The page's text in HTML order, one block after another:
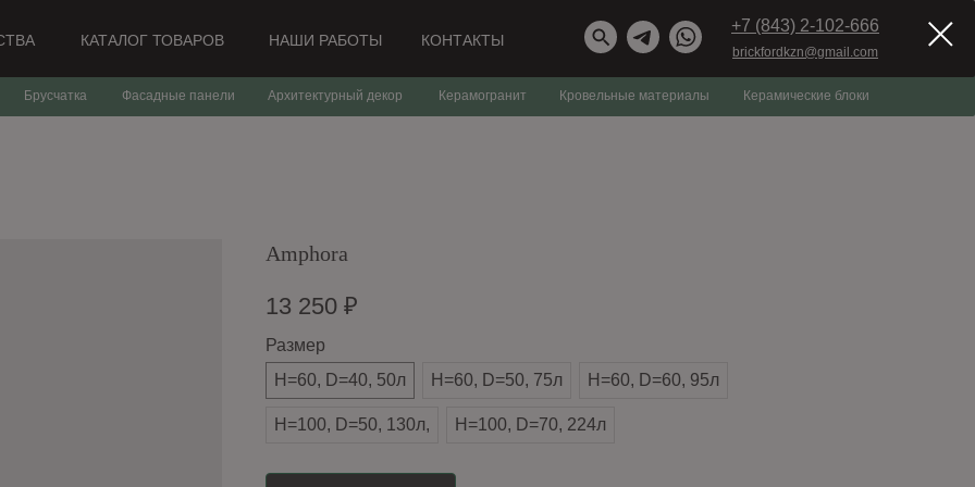
Брусчатка Фасадные панели Архитектурный декор Керамогранит Керамические блоки
Кровельные материалы
КАТАЛОГ ТОВАРОВ НАШИ РАБОТЫ КОНТАКТЫ
+7 (843) 2-102-666
brickfordkzn@gmail.com
Amphora
13 250 ₽
Размер
H=60, D=40, 50л
H=60, D=50, 75л H=60, D=60, 95л
H=100, D=50, 130л, H=100, D=70, 224л